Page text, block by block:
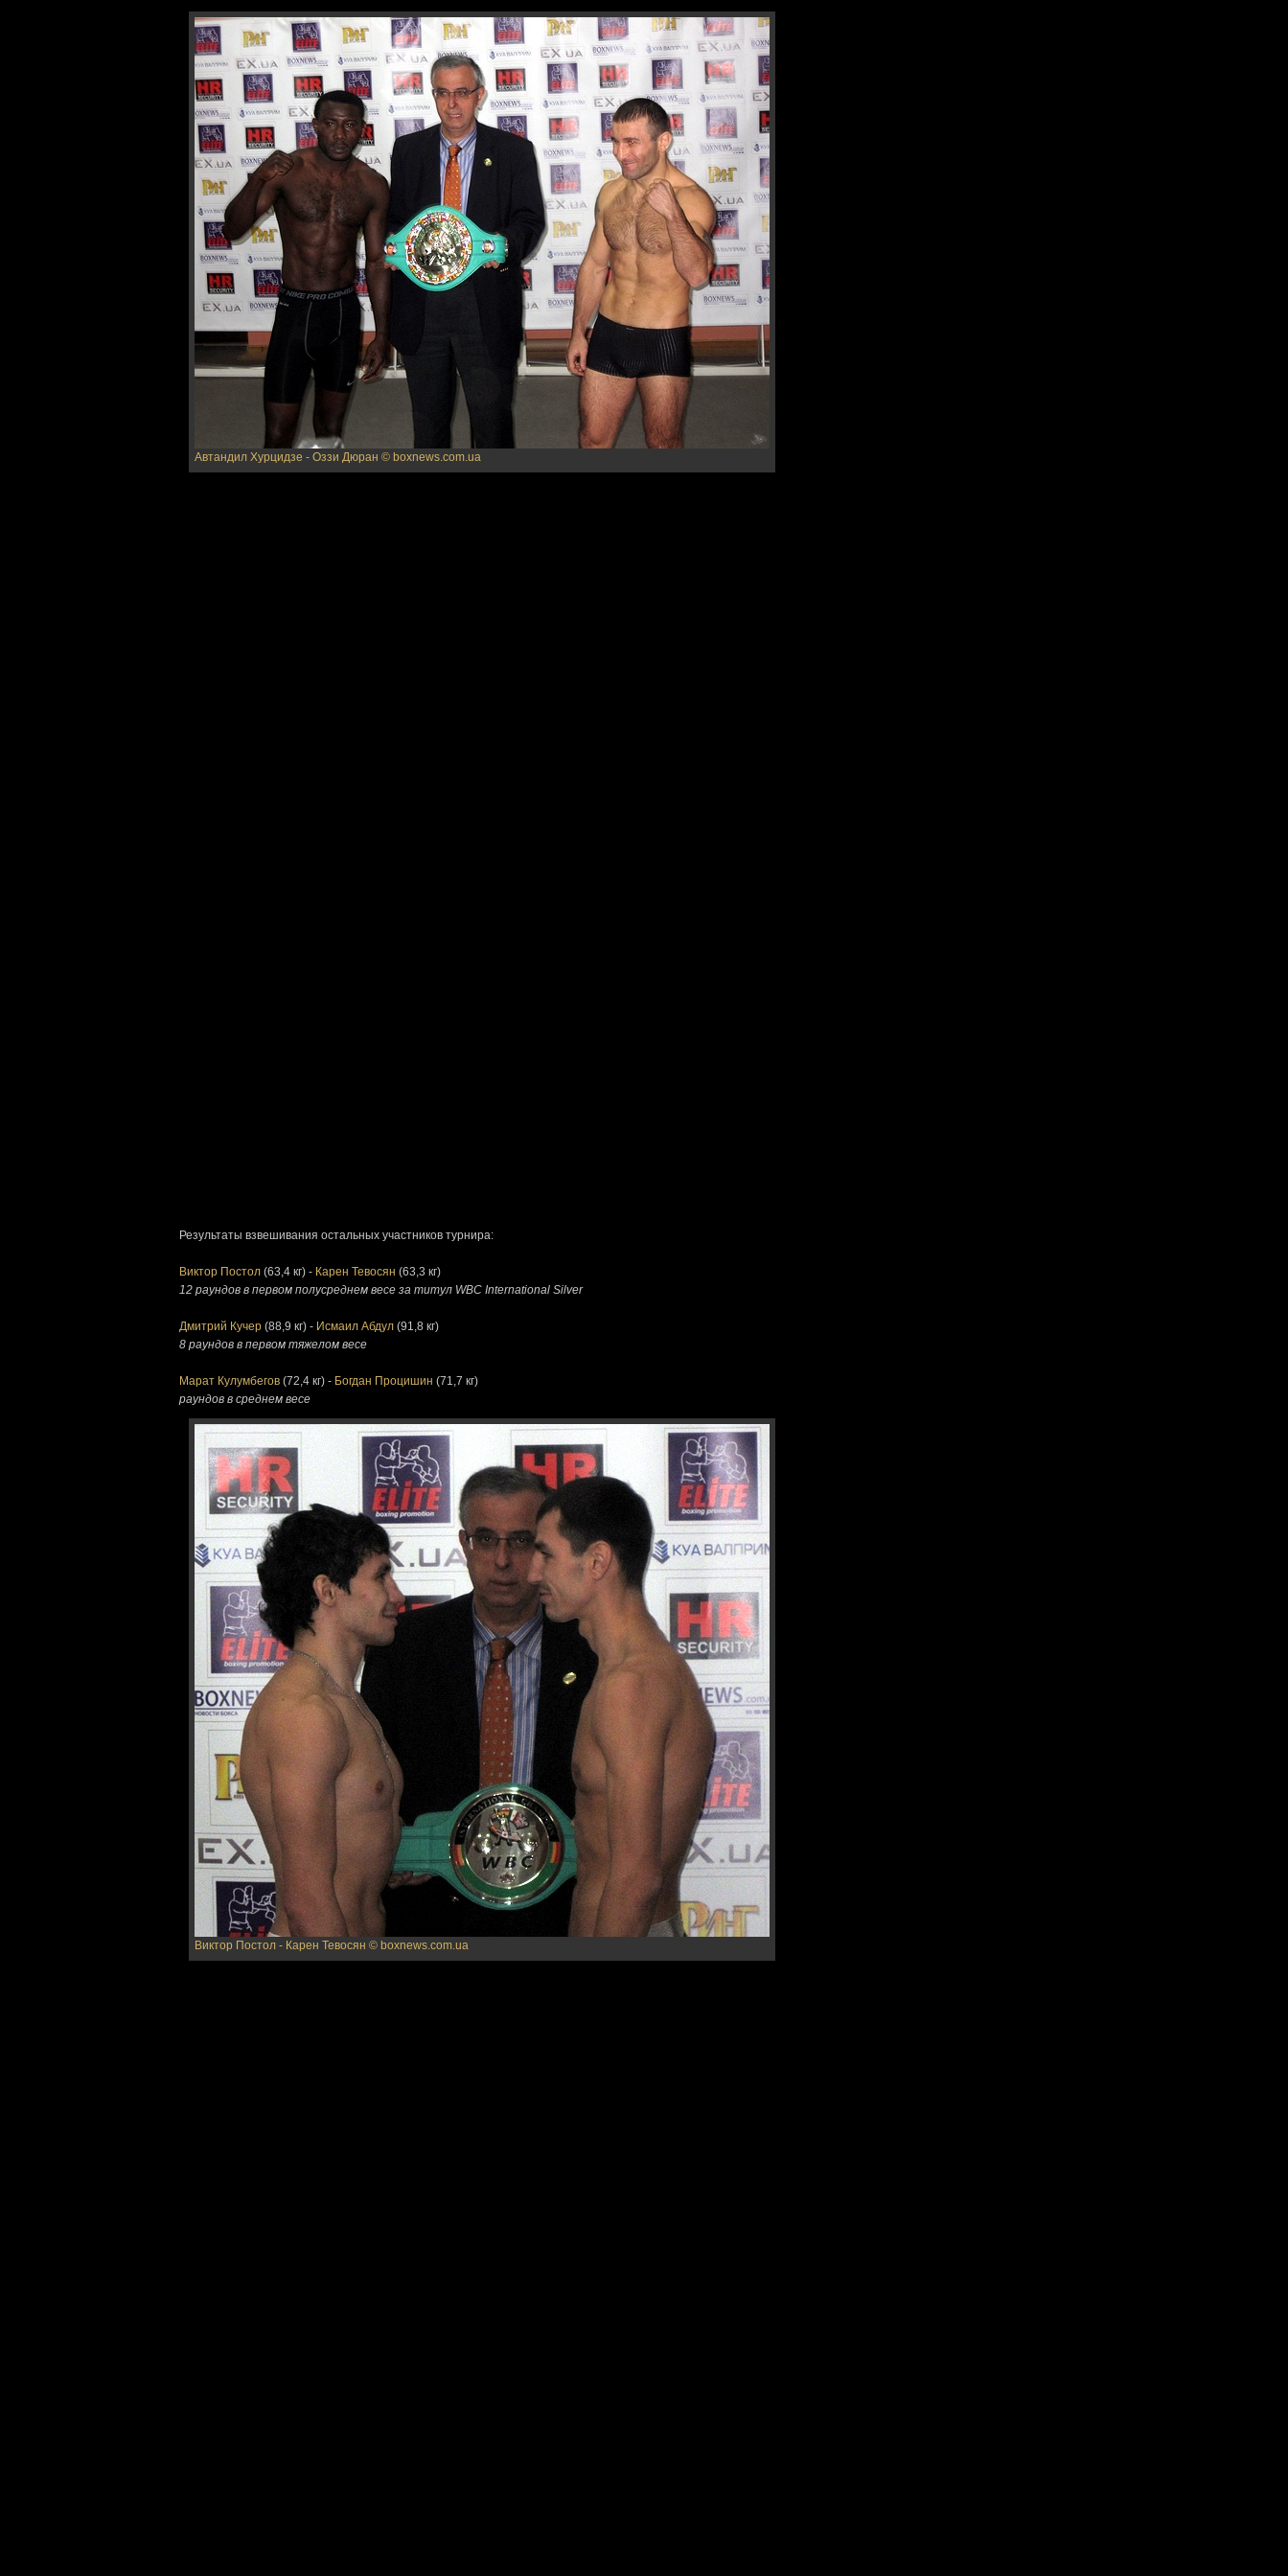
Автандил Хурцидзе - Оззи Дюран © boxnews.com.ua
Результаты взвешивания остальных участников турнира:
Виктор Постол (63,4 кг) - Карен Тевосян (63,3 кг)
12 раундов в первом полусреднем весе за титул WBC International Silver
Дмитрий Кучер (88,9 кг) - Исмаил Абдул (91,8 кг)
8 раундов в первом тяжелом весе
Марат Кулумбегов (72,4 кг) - Богдан Процишин (71,7 кг)
раундов в среднем весе
Виктор Постол - Карен Тевосян © boxnews.com.ua